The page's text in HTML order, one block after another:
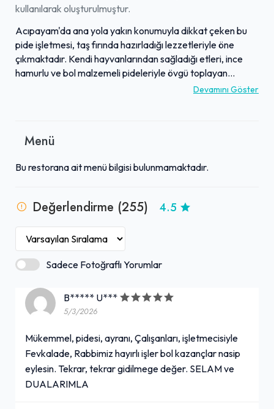
kullanılarak oluşturulmuştur.
Acıpayam'da ana yola yakın konumuyla dikkat çeken bu
pide işletmesi, taş fırında hazırladığı lezzetleriyle öne
çıkmaktadır. Kendi hayvanlarından sağladığı etleri, ince
hamurlu ve bol malzemeli pideleriyle övgü toplayan
mekan, özellikle kuşbaşılı ve ballı tahinli cevizli çeşitleriyle
ayranları da pide deneyimini tamamlayan özel
lezzetli pidelerini sunduğu belirtilen işletme, yolu düşenler
Devamını Göster
Menü
Bu restorana ait menü bilgisi bulunmamaktadır.
Değerlendirme (255) 4.5
Sadece Fotoğraflı Yorumlar
B***** U***
5/3/2026
Mükemmel, pidesi, ayranı, Çalışanları, işletmecisiyle
Fevkalade, Rabbimiz hayırlı işler bol kazançlar nasip
eylesin. Tekrar, tekrar gidilmege değer. SELAM ve
DUALARIMLA